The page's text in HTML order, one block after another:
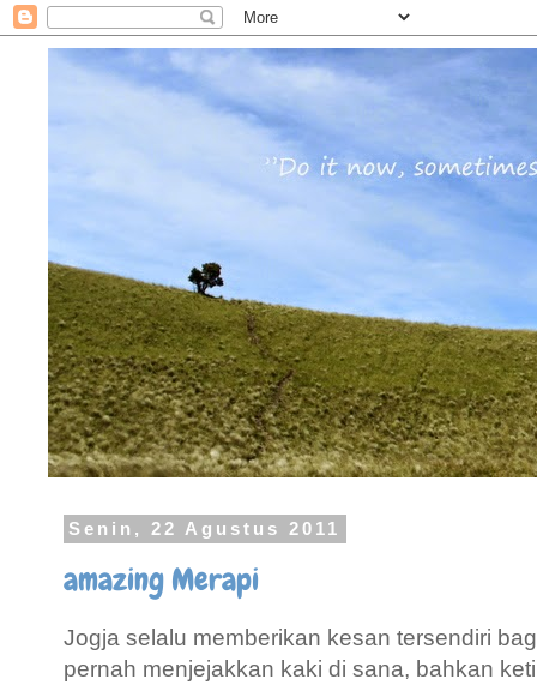
Senin, 22 Agustus 2011
amazing Merapi
Jogja selalu memberikan kesan tersendiri
pernah menjejakkan kaki di sana, bahkan